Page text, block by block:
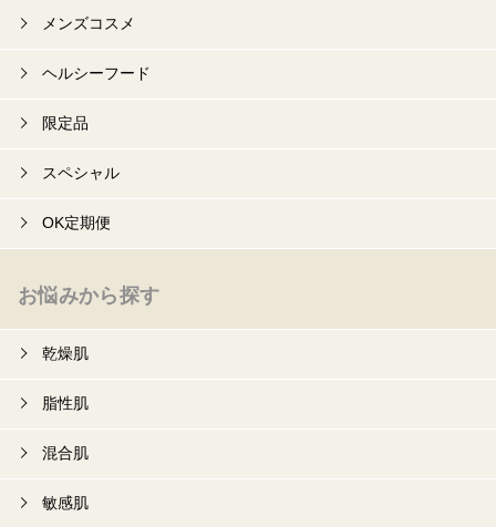
メンズコスメ
ヘルシーフード
限定品
スペシャル
OK定期便
お悩みから探す
乾燥肌
脂性肌
混合肌
敏感肌